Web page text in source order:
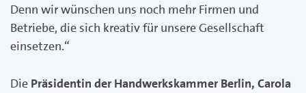
Denn wir wünschen uns noch mehr Firmen und
Betriebe, die sich kreativ für unsere Gesellschaft
einsetzen.“
Die Präsidentin der Handwerkskammer Berlin, Carola